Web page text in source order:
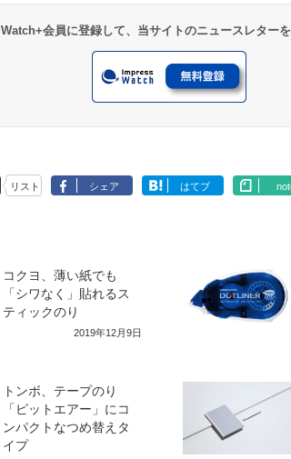
Watch+会員に登録して、当サイトのニュースレター
リスト シェア はてブ
コクヨ、薄い紙でも
「シワなく」貼れるス
ティックのり
2019年12月9日
トンボ、テープのり
「ピットエアー」にコ
ンパクトなつめ替えタ
イプ